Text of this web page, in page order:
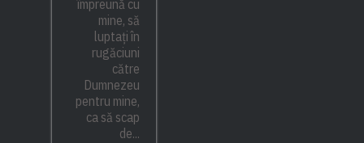
împreună cu
mine, să
luptați în
rugăciuni
către
Dumnezeu
pentru mine,
ca să scap
de...